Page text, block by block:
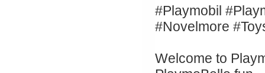
#Playmobil
#Novelmore
Welcome to